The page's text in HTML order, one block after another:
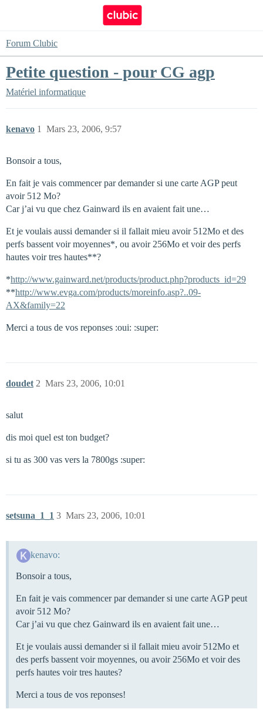
Forum Clubic
Petite question - pour CG agp
Matériel informatique
kenavo Mars 23, 2006, 9:57
1
Bonsoir a tous,
En fait je vais commencer par demander si une carte AGP peut
avoir 512 Mo?
Car j’ai vu que chez Gainward ils en avaient fait une…
Et je voulais aussi demander si il fallait mieu avoir 512Mo et des
perfs bassent voir moyennes*, ou avoir 256Mo et voir des perfs
hautes voir tres hautes**?
*http://www.gainward.net/products/product.php?products_id=29
**http://www.evga.com/products/moreinfo.asp?..09-
AX&family=22
Merci a tous de vos reponses :oui: :super:
doudet Mars 23, 2006, 10:01
2
salut
dis moi quel est ton budget?
si tu as 300 vas vers la 7800gs :super:
setsuna_1_1 Mars 23, 2006, 10:01
3
kenavo:
Bonsoir a tous,
En fait je vais commencer par demander si une carte AGP peut
avoir 512 Mo?
Car j’ai vu que chez Gainward ils en avaient fait une…
Et je voulais aussi demander si il fallait mieu avoir 512Mo et
des perfs bassent voir moyennes, ou avoir 256Mo et voir des
perfs hautes voir tres hautes?
Merci a tous de vos reponses!